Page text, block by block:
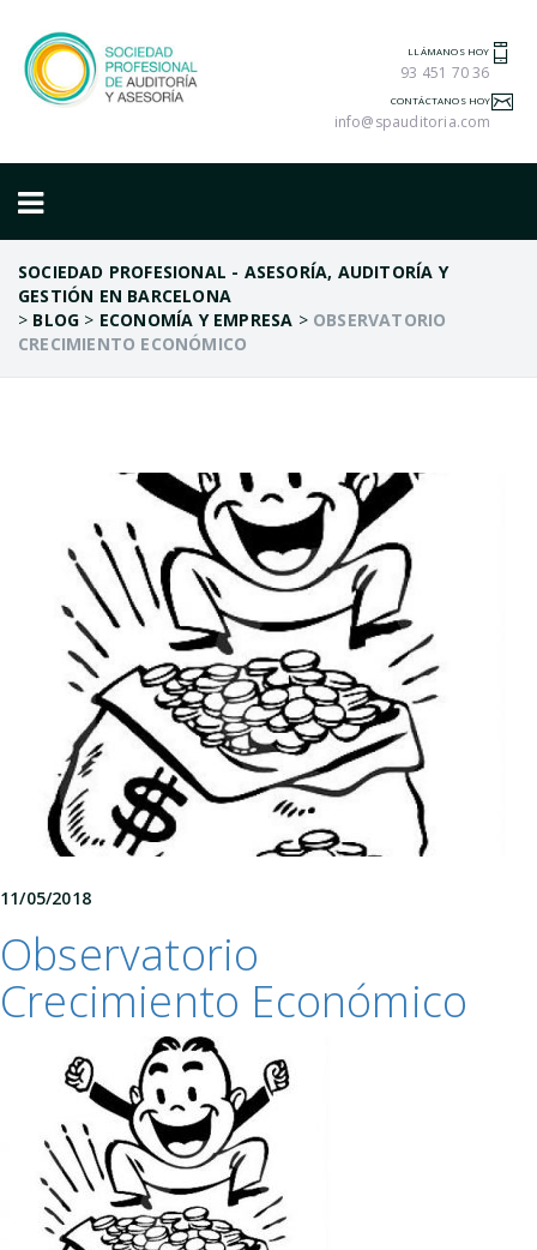
LLÁMANOS HOY
93 451 70 36
CONTÁCTANOS HOY
info@spauditoria.com
SOCIEDAD PROFESIONAL - ASESORÍA, AUDITORÍA Y
GESTIÓN EN BARCELONA
> BLOG > ECONOMÍA Y EMPRESA > OBSERVATORIO
CRECIMIENTO ECONÓMICO
11/05/2018
Observatorio
Crecimiento Económico